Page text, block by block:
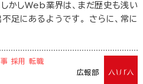
かしWeb業界は、まだ歴史も浅い
足にあるようです。 さらに、常に
広報部
採用 転職